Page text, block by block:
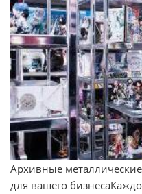
Архивные
для вашего